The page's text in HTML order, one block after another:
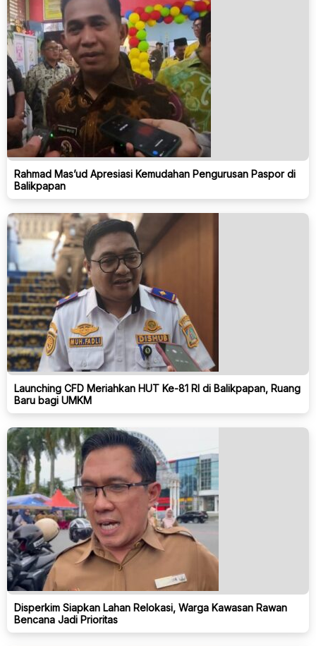
Rahmad Mas’ud Apresiasi Kemudahan Pengurusan Paspor di
Balikpapan
Launching CFD Meriahkan HUT Ke-81 RI di Balikpapan, Ruang
Baru bagi UMKM
Disperkim Siapkan Lahan Relokasi, Warga Kawasan Rawan
Bencana Jadi Prioritas